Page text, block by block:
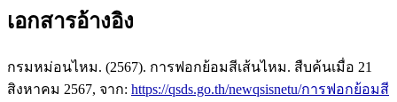
เอกสารอ้างอิง
กรมหม่อนไหม. (2567). การฟอกย้อมสีเส้นไหม. สืบค้นเมื่อ 21
สิงหาคม 2567, จาก: https://qsds.go.th/newqsisnetu/การฟอกย้อมสี